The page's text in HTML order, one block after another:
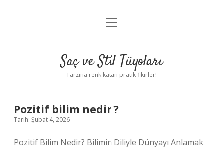
Anasayfa
Yasal Uyarı
menüyü
Saç ve Stil Tüyoları
Tarzına renk katan pratik fikirler!
Pozitif bilim nedir ?
Tarih: Şubat 4, 2026
Pozitif Bilim Nedir? Bilimin Diliyle Dünyayı Anlamak